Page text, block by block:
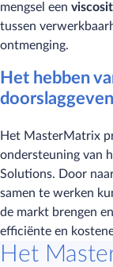
mengsel een
tussen
ontmenging.
Het hebben
Het MasterMatrix
ondersteuning van
Solutions. Door
samen te werken
de markt brengen
efficiënte en
Het